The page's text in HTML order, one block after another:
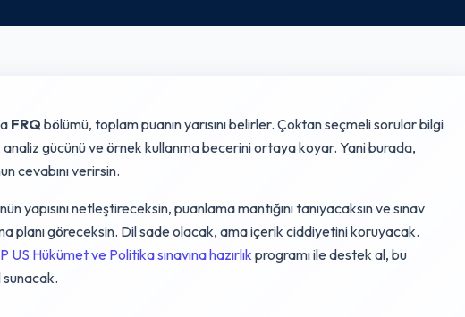
FRQbölümü, toplam puanın yarısını belirler. Çoktan seçmeli sorular bilgi
gücünü ve örnek kullanma becerini ortaya koyar. Yani burada,
cevabını verirsin.
yapısını netleştireceksin, puanlama mantığını tanıyacaksın ve sınav
planı göreceksin. Dil sade olacak, ama içerik ciddiyetini koruyacak.
US Hükümet ve Politika sınavına hazırlık programı ile destek al, bu
sunacak.